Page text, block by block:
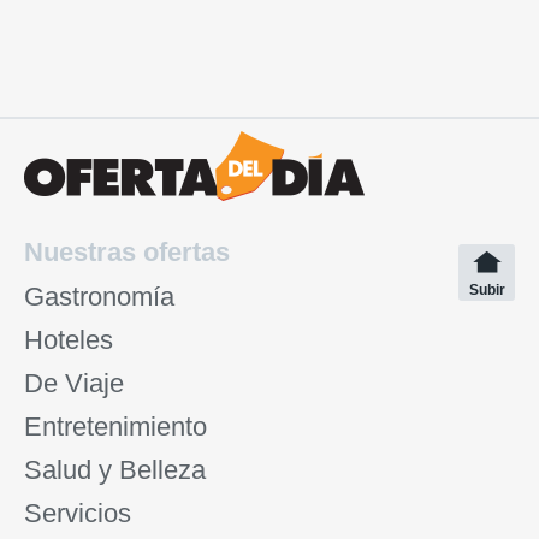
Nuestras ofertas
Gastronomía
Hoteles
De Viaje
Entretenimiento
Salud y Belleza
Servicios
Subir